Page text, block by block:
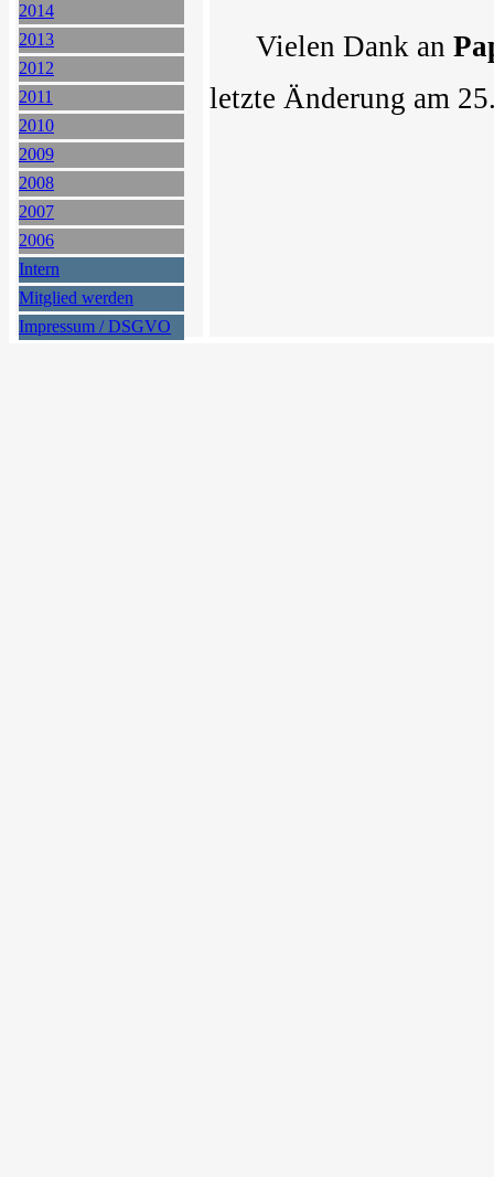
2014
2013
2012
2011
2010
2009
2008
2007
2006
Intern
Mitglied werden
Impressum / DSGVO
Vielen Dank an
letzte Änderung am